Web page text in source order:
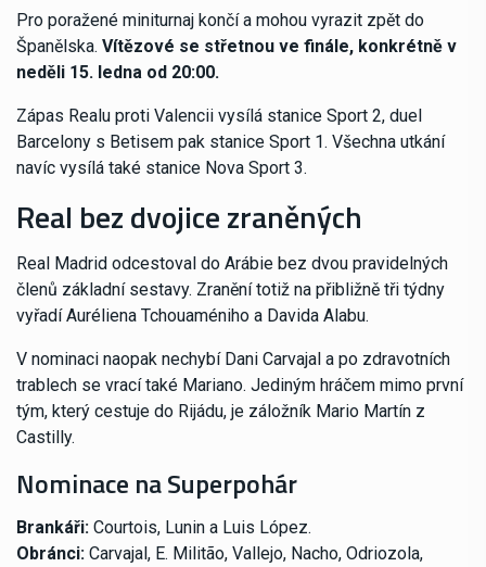
Pro poražené miniturnaj končí a mohou vyrazit zpět do
Španělska. Vítězové se střetnou ve finále, konkrétně v
neděli 15. ledna od 20:00.
Zápas Realu proti Valencii vysílá stanice Sport 2, duel
Barcelony s Betisem pak stanice Sport 1. Všechna utkání
navíc vysílá také stanice Nova Sport 3.
Real bez dvojice zraněných
Real Madrid odcestoval do Arábie bez dvou pravidelných
členů základní sestavy. Zranění totiž na přibližně tři týdny
vyřadí Auréliena Tchouaméniho a Davida Alabu.
V nominaci naopak nechybí Dani Carvajal a po zdravotních
trablech se vrací také Mariano. Jediným hráčem mimo první
tým, který cestuje do Rijádu, je záložník Mario Martín z
Castilly.
Nominace na Superpohár
Brankáři: Courtois, Lunin a Luis López.
Obránci: Carvajal, E. Militão, Vallejo, Nacho, Odriozola,